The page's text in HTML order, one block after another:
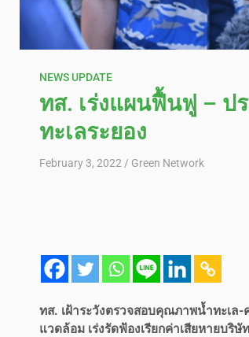
NEWS UPDATE
ทส. เร่งแผนฟื้นฟู – ป
ทะเลระยอง
February 3, 2022 Green Network
ทส. เฝ้าระวังตรวจสอบคุณภาพน้ำทะเล
แวดล้อม เร่งรัดฟ้องเรียกค่าเสียหายบ